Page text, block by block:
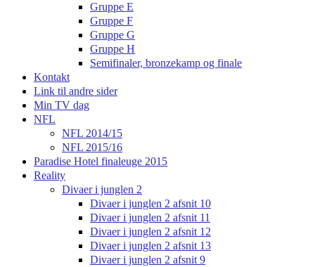
Gruppe E
Gruppe F
Gruppe G
Gruppe H
Semifinaler, bronzekamp og finale
Kontakt
Link til andre sider
Min TV dag
NFL
NFL 2014/15
NFL 2015/16
Paradise Hotel finaleuge 2015
Reality
Divaer i junglen 2
Divaer i junglen 2 afsnit 10
Divaer i junglen 2 afsnit 11
Divaer i junglen 2 afsnit 12
Divaer i junglen 2 afsnit 13
Divaer i junglen 2 afsnit 9